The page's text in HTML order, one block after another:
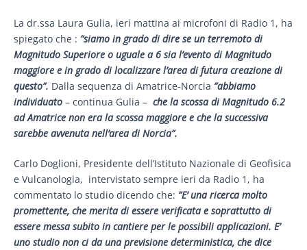
La dr.ssa Laura Gulia, ieri mattina ai microfoni di Radio 1, ha
spiegato che : ”siamo in grado di dire se un terremoto di
Magnitudo Superiore o uguale a 6 sia l’evento di Magnitudo
maggiore e in grado di localizzare l’area di futura creazione di
questo”. Dalla sequenza di Amatrice-Norcia ”abbiamo
individuato – continua Gulia – che la scossa di Magnitudo 6.2
ad Amatrice non era la scossa maggiore e che la successiva
sarebbe avvenuta nell’area di Norcia”.
Carlo Doglioni, Presidente dell’Istituto Nazionale di Geofisica
e Vulcanologia, intervistato sempre ieri da Radio 1, ha
commentato lo studio dicendo che: ”E’ una ricerca molto
promettente, che merita di essere verificata e soprattutto di
essere messa subito in cantiere per le possibili applicazioni. E’
uno studio non ci da una previsione deterministica, che dice